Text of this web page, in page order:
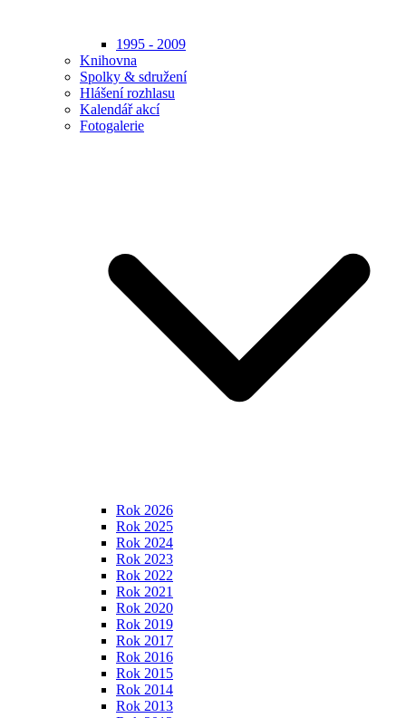
1995 - 2009
Knihovna
Spolky & sdružení
Hlášení rozhlasu
Kalendář akcí
Fotogalerie
Rok 2026
Rok 2025
Rok 2024
Rok 2023
Rok 2022
Rok 2021
Rok 2020
Rok 2019
Rok 2017
Rok 2016
Rok 2015
Rok 2014
Rok 2013